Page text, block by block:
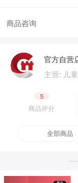
商品咨询
官方自营
主营: 儿
品、户
益智玩具
件、电动
品外包
5
商品评分
全部商品